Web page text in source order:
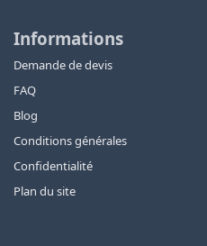
Informations
Demande de devis
FAQ
Blog
Conditions générales
Confidentialité
Plan du site